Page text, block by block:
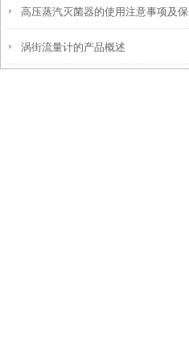
高压蒸汽灭菌器的使用注意事项及保
养
涡街流量计的产品概述